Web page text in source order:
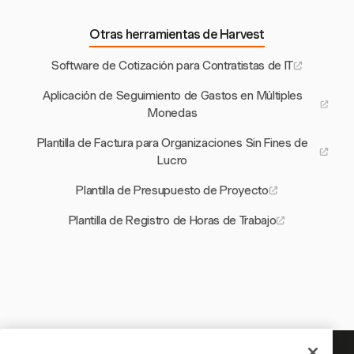
Otras herramientas de Harvest
Software de Cotización para Contratistas de IT
Aplicación de Seguimiento de Gastos en Múltiples
Monedas
Plantilla de Factura para Organizaciones Sin Fines de
Lucro
Plantilla de Presupuesto de Proyecto
Plantilla de Registro de Horas de Trabajo